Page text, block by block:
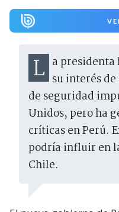
La presidenta Keiko Fujimori expresó su interés
de seguridad
Unidos, pero ha
críticas en Perú.
podría influir en
Chile.